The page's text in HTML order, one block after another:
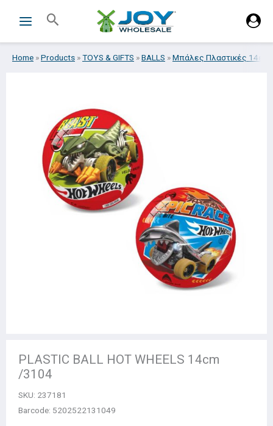
Search
Home »Products »TOYS & GIFTS »BALLS »Μπάλες Πλαστικές 14εκ.
PLASTIC BALL HOT WHEELS 14cm
/3104
SKU: 237181
Barcode: 5202522131049